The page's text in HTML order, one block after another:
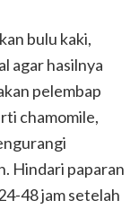
bulu kaki,
agar hasilnya
pelembap
chamomile,
Hindari paparan
48 jam setelah